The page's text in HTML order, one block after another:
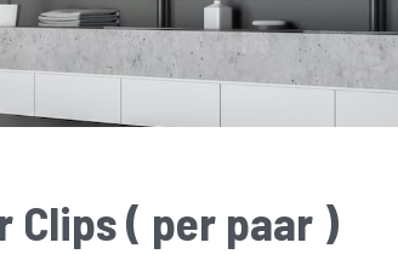
Clips ( per paar )